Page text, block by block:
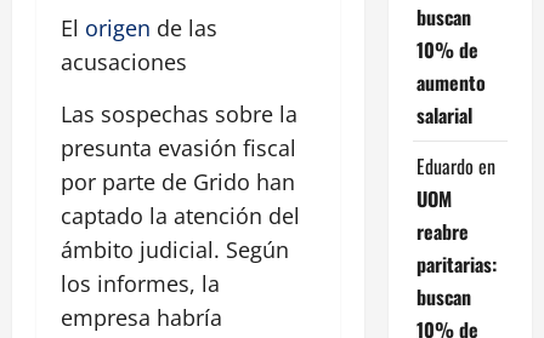
El origen de las
acusaciones
Las sospechas sobre la
presunta evasión fiscal
por parte de Grido han
captado la atención del
ámbito judicial. Según
los informes, la
empresa habría
buscan
10% de
aumento
salarial
Eduardo en
UOM
reabre
paritarias:
buscan
10% de